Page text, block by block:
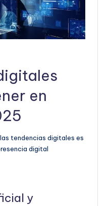
en
tendencias digitales es
digital
y